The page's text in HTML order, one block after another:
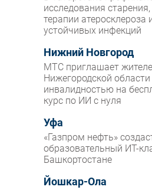
исследования старения,
терапии атеросклероза
устойчивых инфекций
Нижний Новгород
МТС приглашает
Нижегородской области
инвалидностью на
курс по ИИ с нуля
Уфа
«Газпром нефть»
образовательный ИТ-
Башкортостане
Йошкар-Ола